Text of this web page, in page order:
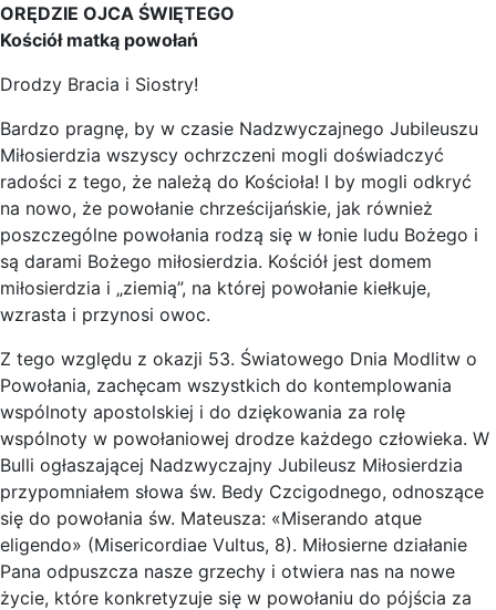
ORĘDZIE OJCA ŚWIĘTEGO
Kościół matką powołań
Drodzy Bracia i Siostry!
Bardzo pragnę, by w czasie Nadzwyczajnego Jubileuszu
Miłosierdzia wszyscy ochrzczeni mogli doświadczyć
radości z tego, że należą do Kościoła! I by mogli odkryć
na nowo, że powołanie chrześcijańskie, jak również
poszczególne powołania rodzą się w łonie ludu Bożego i
są darami Bożego miłosierdzia. Kościół jest domem
miłosierdzia i „ziemią”, na której powołanie kiełkuje,
wzrasta i przynosi owoc.
Z tego względu z okazji 53. Światowego Dnia Modlitw o
Powołania, zachęcam wszystkich do kontemplowania
wspólnoty apostolskiej i do dziękowania za rolę
wspólnoty w powołaniowej drodze każdego człowieka. W
Bulli ogłaszającej Nadzwyczajny Jubileusz Miłosierdzia
przypomniałem słowa św. Bedy Czcigodnego, odnoszące
się do powołania św. Mateusza: «Miserando atque
eligendo» (Misericordiae Vultus, 8). Miłosierne działanie
Pana odpuszcza nasze grzechy i otwiera nas na nowe
życie, które konkretyzuje się w powołaniu do pójścia za